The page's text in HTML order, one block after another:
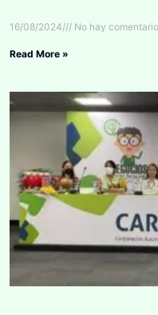
16/08/2024 No hay
Read More »